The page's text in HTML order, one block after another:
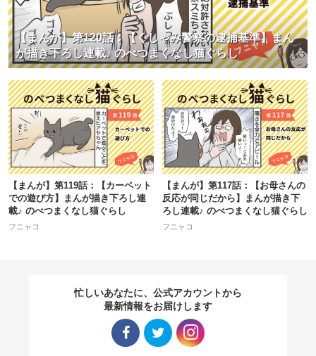
【まんが】第120話：【くしゃみ警察の逮捕基準】まん
が描き下ろし連載♪ のべつまくなし猫ぐらし
【まんが】第119話：【カーペット
での遊び方】まんが描き下ろし連
載♪ のべつまくなし猫ぐらし
フニャコ
【まんが】第117話：【お母さんの
反応が同じだから】まんが描き下
ろし連載♪ のべつまくなし猫ぐらし
フニャコ
忙しいあなたに、公式アカウントから
最新情報をお届けします